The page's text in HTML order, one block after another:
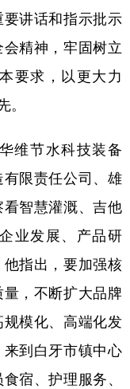
溯源中国
会展
上市公司
山西
江苏
湖南
讲话和指示批示
精神，牢固树立
要求，以更大力
维节水科技装备
有限责任公司、雄
智慧灌溉、吉他
业发展、产品研
指出，要加强核
，不断扩大品牌
模化、高端化发
到白牙市镇中心
宿、护理服务、